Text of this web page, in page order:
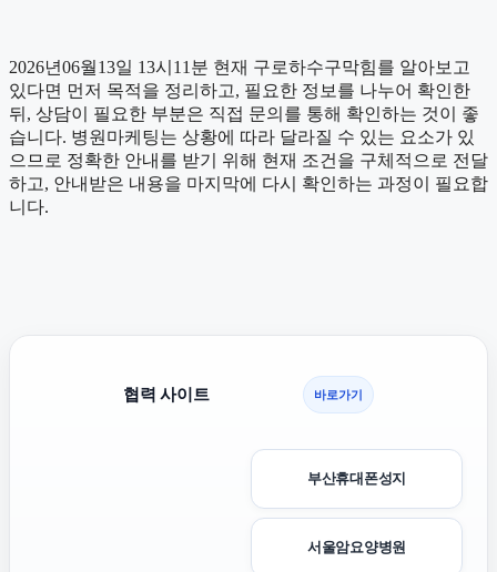
2026년06월13일 13시11분 현재 구로하수구막힘를 알아보고
있다면 먼저 목적을 정리하고, 필요한 정보를 나누어 확인한
뒤, 상담이 필요한 부분은 직접 문의를 통해 확인하는 것이 좋
습니다. 병원마케팅는 상황에 따라 달라질 수 있는 요소가 있
으므로 정확한 안내를 받기 위해 현재 조건을 구체적으로 전달
하고, 안내받은 내용을 마지막에 다시 확인하는 과정이 필요합
니다.
협력 사이트 바로가기
부산휴대폰성지
서울암요양병원